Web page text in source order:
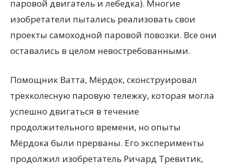
паровой двигатель и лебедка). Многие
изобретатели пытались реализовать свои
проекты самоходной паровой повозки. Все они
оставались в целом невостребованными.
Помощник Ватта, Мёрдок, сконструировал
трехколесную паровую тележку, которая могла
успешно двигаться в течение
продолжительного времени, но опыты
Мёрдока были прерваны. Его эксперименты
продолжил изобретатель Ричард Тревитик,